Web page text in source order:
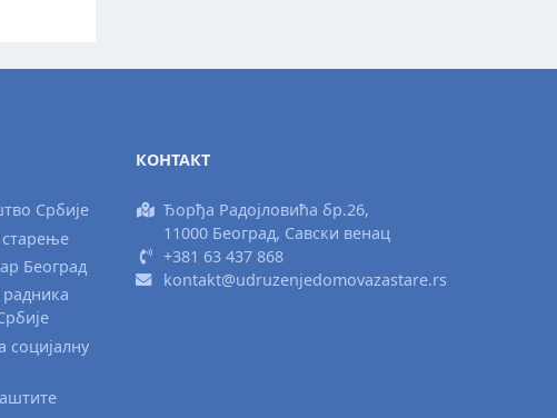
Србије
Београд
социјалну
КОНТАКТ
Ђорђа Радојловића бр.26,
11000 Београд, Савски венац
+381 63 437 868
kontakt@udruzenjedomovazastare.rs